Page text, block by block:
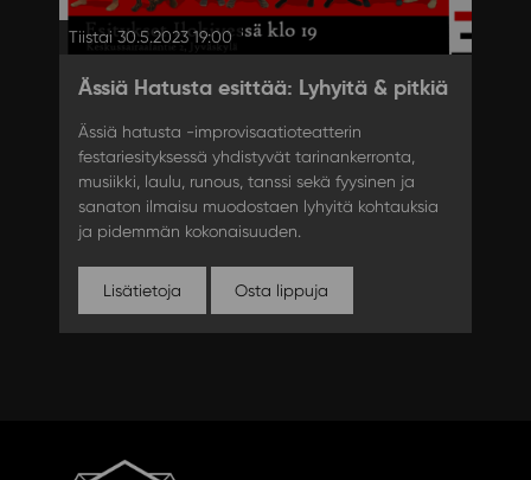
Tiistai 30.5.2023 19:00
Ässiä Hatusta esittää: Lyhyitä & pitkiä
Ässiä hatusta -improvisaatioteatterin
festariesityksessä yhdistyvät tarinankerronta,
musiikki, laulu, runous, tanssi sekä fyysinen ja
sanaton ilmaisu muodostaen lyhyitä kohtauksia
ja pidemmän kokonaisuuden.
Lisätietoja Osta lippuja